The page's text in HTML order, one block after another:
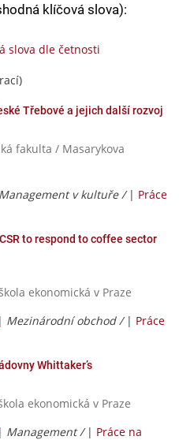
klíčová slova):
slova dle četnosti
Třebové a jejich další rozvoj
fakulta / Masarykova
Management v kultuře / | Práce
to respond to coffee sector
ekonomická v Praze
| Mezinárodní obchod / | Práce
Whittaker’s
ekonomická v Praze
| Management / | Práce na